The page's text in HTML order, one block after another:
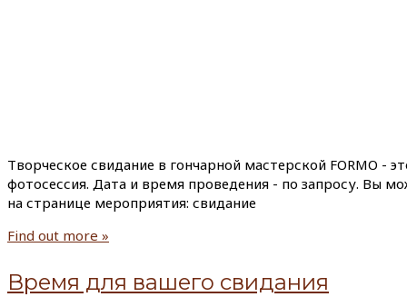
Творческое свидание в гончарной мастерской FORMO -
фотосессия. Дата и время проведения - по запросу. Вы
на странице мероприятия: свидание
Find out more »
Время для вашего свидания